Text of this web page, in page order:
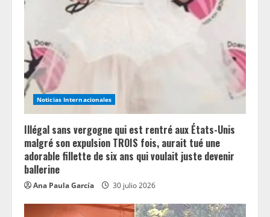
Noticias Internacionales
Illégal sans vergogne qui est rentré aux États-Unis
malgré son expulsion TROIS fois, aurait tué une
adorable fillette de six ans qui voulait juste devenir
ballerine
Ana Paula García 30 julio 2026